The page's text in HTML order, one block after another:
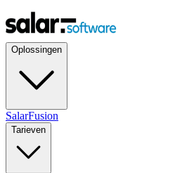
Oplossingen
SalarFusion
Tarieven